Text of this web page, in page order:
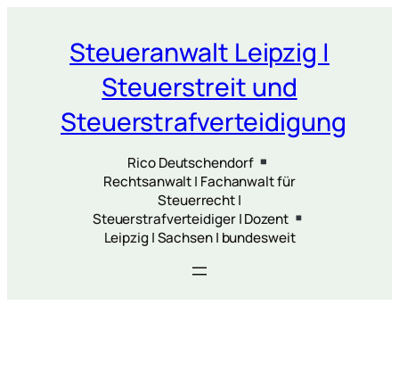
springenSteueranwalt Leipzig |
Steuerstreit und
Steuerstrafverteidigung
Rico Deutschendorf
Rechtsanwalt | Fachanwalt für
Steuerrecht |
Steuerstrafverteidiger | Dozent
Leipzig | Sachsen | bundesweit